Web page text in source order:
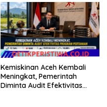
Teknologi, dan Kepastian
Hukum Menuju Indonesia
Emas 2045
Kemiskinan Aceh Kembali
Meningkat, Pemerintah
Diminta Audit Efektivitas